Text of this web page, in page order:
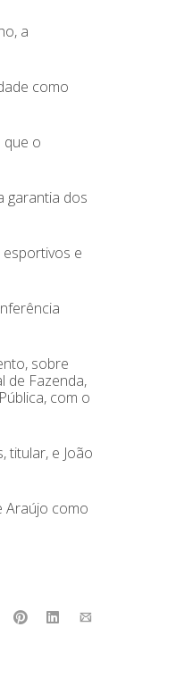
a
como
que o
garantia dos
e
sobre
de Fazenda,
com o
titular, e João
Araújo como